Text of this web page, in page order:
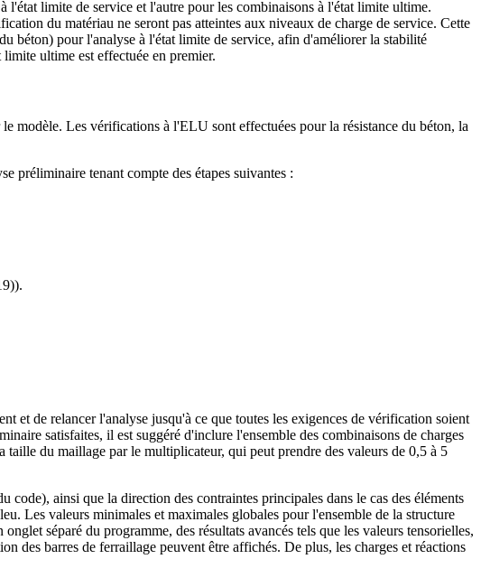
l'état limite de service et l'autre pour les combinaisons à l'état limite ultime.
du matériau ne seront pas atteintes aux niveaux de charge de service. Cette
béton) pour l'analyse à l'état limite de service, afin d'améliorer la stabilité
ultime est effectuée en premier.
modèle. Les vérifications à l'ELU sont effectuées pour la résistance du béton, la
préliminaire tenant compte des étapes suivantes :
19\qquad Mesh multiplier.}}}
et de relancer l'analyse jusqu'à ce que toutes les exigences de vérification soient
satisfaites, il est suggéré d'inclure l'ensemble des combinaisons de charges
du maillage par le multiplicateur, qui peut prendre des valeurs de 0,5 à 5
ainsi que la direction des contraintes principales dans le cas des éléments
Les valeurs minimales et maximales globales pour l'ensemble de la structure
séparé du programme, des résultats avancés tels que les valeurs tensorielles,
des barres de ferraillage peuvent être affichés. De plus, les charges et réactions